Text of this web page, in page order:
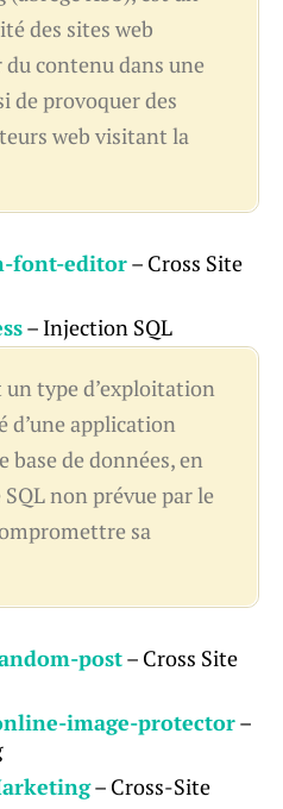
des sites web
contenu dans une
de provoquer des
web visitant la
font-editor– Cross Site
– Injection SQL
type d’exploitation
d’une application
base de données, en
non prévue par le
sa
post– Cross Site
image-protector–
– Cross-Site